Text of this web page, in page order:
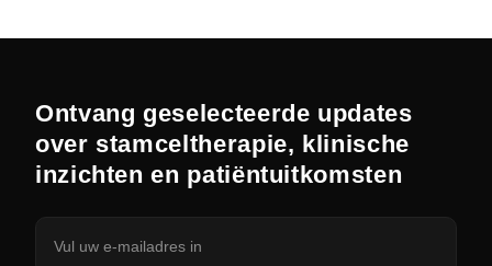
Ontvang geselecteerde updates
over stamceltherapie, klinische
inzichten en patiëntuitkomsten